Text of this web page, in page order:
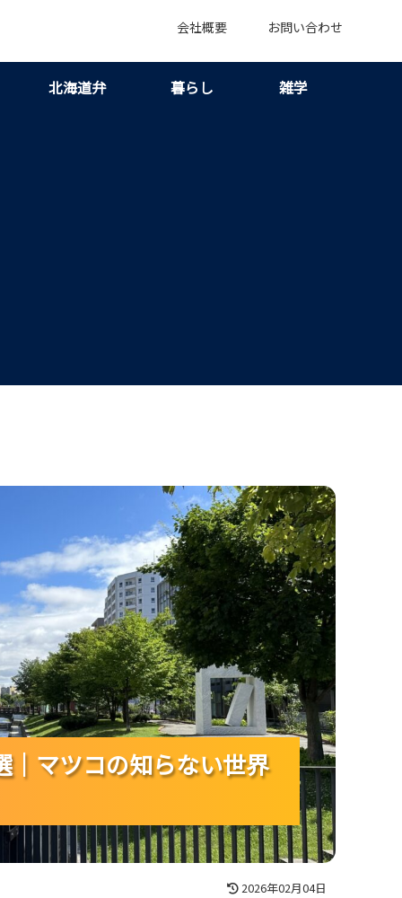
会社概要 お問い合わせ
北海道弁 暮らし 雑学
らない世界の話題を現地で味わう！
｜マツコの知らない世界
｜マツコの知らない世界
｜マツコの知らない世界
2026年02月04日